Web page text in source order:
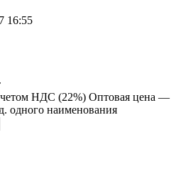
16:55
НДС (22%) Оптовая цена —
одного наименования